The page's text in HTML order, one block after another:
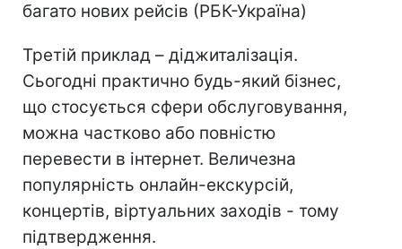
багато нових рейсів (РБК-Україна)
Третій приклад – діджиталізація.
Сьогодні практично будь-який бізнес,
що стосується сфери обслуговування,
можна частково або повністю
перевести в інтернет. Величезна
популярність онлайн-екскурсій,
концертів, віртуальних заходів - тому
підтвердження.